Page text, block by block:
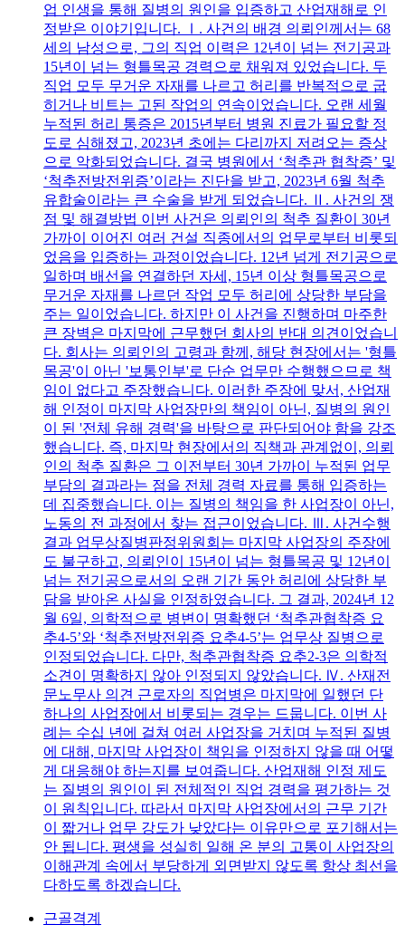
업 인생을 통해 질병의 원인을 입증하고 산업재해로 인
정받은 이야기입니다. Ⅰ. 사건의 배경 의뢰인께서는 68
세의 남성으로, 그의 직업 이력은 12년이 넘는 전기공과
15년이 넘는 형틀목공 경력으로 채워져 있었습니다. 두
직업 모두 무거운 자재를 나르고 허리를 반복적으로 굽
히거나 비트는 고된 작업의 연속이었습니다. 오랜 세월
누적된 허리 통증은 2015년부터 병원 진료가 필요할 정
도로 심해졌고, 2023년 초에는 다리까지 저려오는 증상
으로 악화되었습니다. 결국 병원에서 ‘척추관 협착증’ 및
‘척추전방전위증’이라는 진단을 받고, 2023년 6월 척추
유합술이라는 큰 수술을 받게 되었습니다. Ⅱ. 사건의 쟁
점 및 해결방법 이번 사건은 의뢰인의 척추 질환이 30년
가까이 이어진 여러 건설 직종에서의 업무로부터 비롯되
었음을 입증하는 과정이었습니다. 12년 넘게 전기공으로
일하며 배선을 연결하던 자세, 15년 이상 형틀목공으로
무거운 자재를 나르던 작업 모두 허리에 상당한 부담을
주는 일이었습니다. 하지만 이 사건을 진행하며 마주한
큰 장벽은 마지막에 근무했던 회사의 반대 의견이었습니
다. 회사는 의뢰인의 고령과 함께, 해당 현장에서는 '형틀
목공'이 아닌 '보통인부'로 단순 업무만 수행했으므로 책
임이 없다고 주장했습니다. 이러한 주장에 맞서, 산업재
해 인정이 마지막 사업장만의 책임이 아닌, 질병의 원인
이 된 '전체 유해 경력'을 바탕으로 판단되어야 함을 강조
했습니다. 즉, 마지막 현장에서의 직책과 관계없이, 의뢰
인의 척추 질환은 그 이전부터 30년 가까이 누적된 업무
부담의 결과라는 점을 전체 경력 자료를 통해 입증하는
데 집중했습니다. 이는 질병의 책임을 한 사업장이 아닌,
노동의 전 과정에서 찾는 접근이었습니다. Ⅲ. 사건수행
결과 업무상질병판정위원회는 마지막 사업장의 주장에
도 불구하고, 의뢰인이 15년이 넘는 형틀목공 및 12년이
넘는 전기공으로서의 오랜 기간 동안 허리에 상당한 부
담을 받아온 사실을 인정하였습니다. 그 결과, 2024년 12
월 6일, 의학적으로 병변이 명확했던 ‘척추관협착증 요
추4-5’와 ‘척추전방전위증 요추4-5’는 업무상 질병으로
인정되었습니다. 다만, 척추관협착증 요추2-3은 의학적
소견이 명확하지 않아 인정되지 않았습니다. Ⅳ. 산재전
문노무사 의견 근로자의 직업병은 마지막에 일했던 단
하나의 사업장에서 비롯되는 경우는 드뭅니다. 이번 사
례는 수십 년에 걸쳐 여러 사업장을 거치며 누적된 질병
에 대해, 마지막 사업장이 책임을 인정하지 않을 때 어떻
게 대응해야 하는지를 보여줍니다. 산업재해 인정 제도
는 질병의 원인이 된 전체적인 직업 경력을 평가하는 것
이 원칙입니다. 따라서 마지막 사업장에서의 근무 기간
이 짧거나 업무 강도가 낮았다는 이유만으로 포기해서는
안 됩니다. 평생을 성실히 일해 온 분의 고통이 사업장의
이해관계 속에서 부당하게 외면받지 않도록 항상 최선을
다하도록 하겠습니다.
근골격계